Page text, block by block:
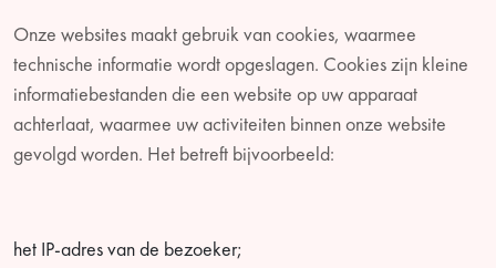
Onze websites maakt gebruik van cookies, waarmee
technische informatie wordt opgeslagen. Cookies zijn kleine
informatiebestanden die een website op uw apparaat
achterlaat, waarmee uw activiteiten binnen onze website
gevolgd worden. Het betreft bijvoorbeeld:
het IP-adres van de bezoeker;